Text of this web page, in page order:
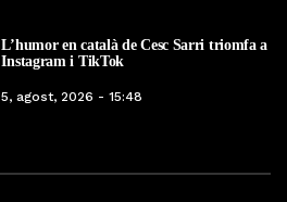
L’humor en català de Cesc Sarri triomfa a
Instagram i TikTok
5, agost, 2026 - 15:48